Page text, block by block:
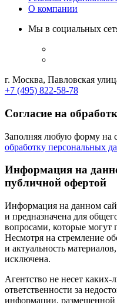
О компании
Мы в социальных
г. Москва, Павловская
+7 (495) 822-58-78
Согласие на
Заполняя любую форму на
обработку персональных
Информация на
публичной офертой
Информация на данном
и предназначена для
вопросами, которые могут
Несмотря на стремление
и актуальность
исключена.
Агентство не несет каких-
ответственности за
информации, размещенной